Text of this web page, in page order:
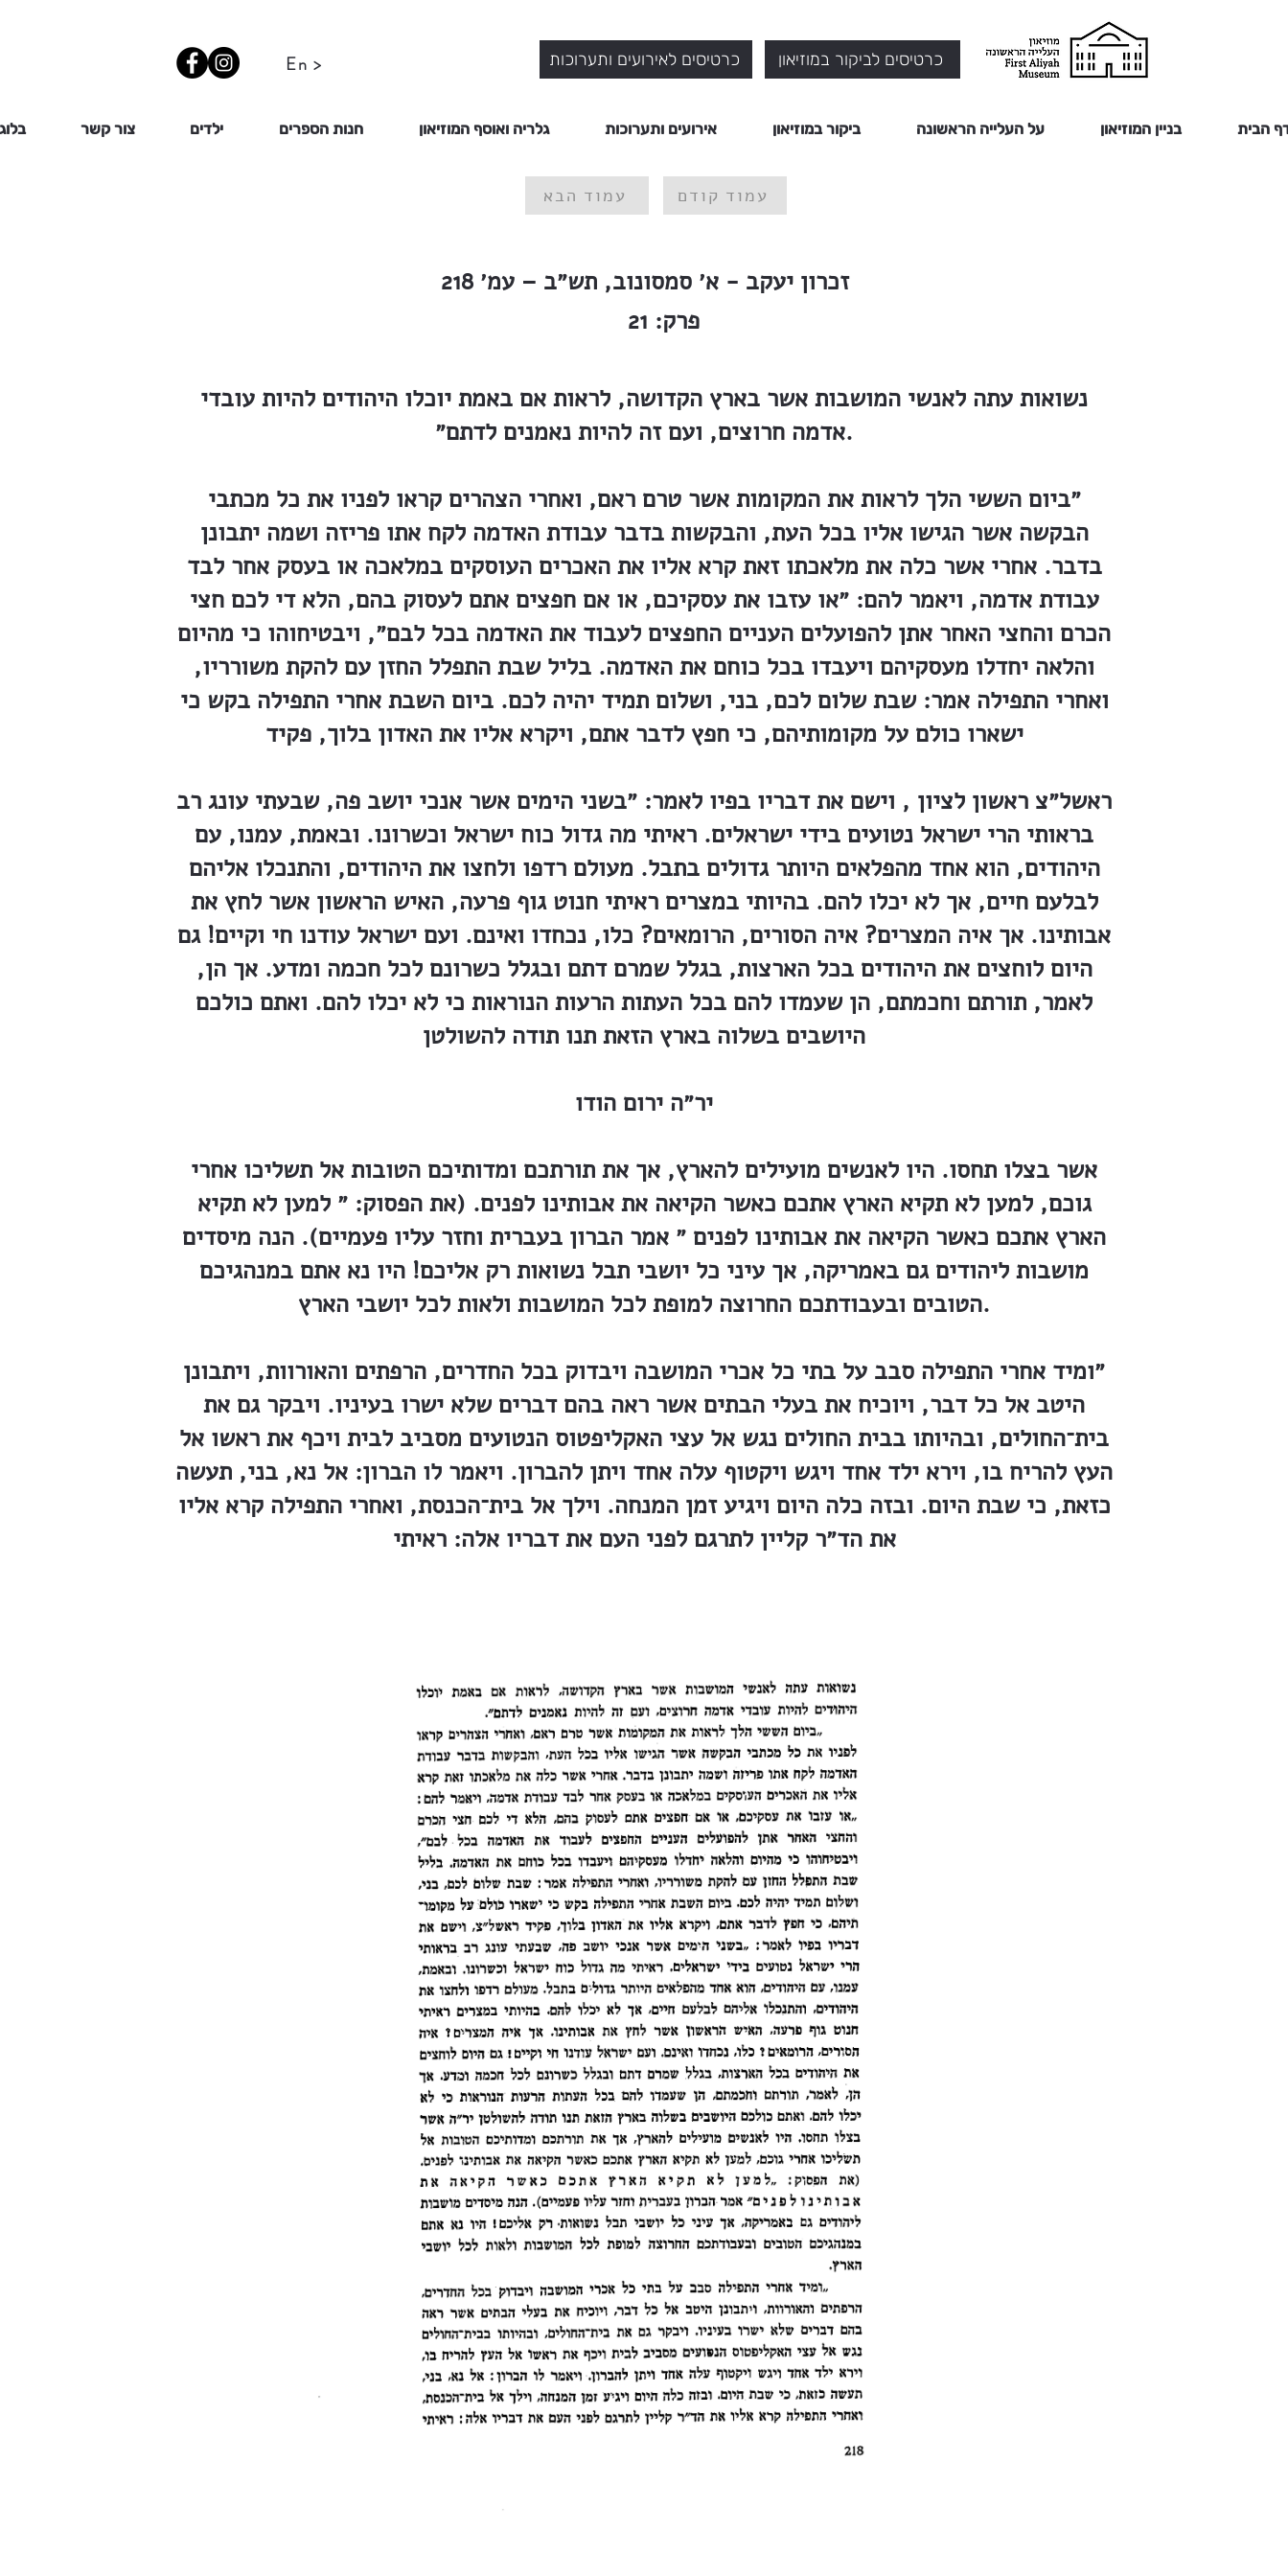
En > כרטיסים לאירועים ותערוכות כרטיסים לביקור במוזיאון
הבית בניין המוזיאון על העלייה הראשונה ביקור במוזיאון אירועים ותערוכות גלריה ואוסף המוזיאון חנות הספרים ילדים צור קשר
עמוד הבא עמוד קודם
זכרון יעקב - א׳ סמסונוב, תש״ב – עמ׳ 218
21 פרק:
נשואות עתה לאנשי המושבות אשר בארץ הקדושה, לראות אם באמת יוכלו היהודים להיות עובדי
אדמה חרוצים, ועם זה להיות נאמנים לדתם״.
״ביום הששי הלך לראות את המקומות אשר טרם ראם, ואחרי הצהרים קראו לפניו את כל מכתבי
הבקשה אשר הגישו אליו בכל העת, והבקשות בדבר עבודת האדמה לקח אתו פריזה ושמה יתבונן
בדבר. אחרי אשר כלה את מלאכתו זאת קרא אליו את האכרים העוסקים במלאכה או בעסק אחר לבד
עבודת אדמה, ויאמר להם: ״או עזבו את עסקיכם, או אם חפצים אתם לעסוק בהם, הלא די לכם חצי
הכרם והחצי האחר אתן להפועלים העניים החפצים לעבוד את האדמה בכל לבם״, ויבטיחוהו כי מהיום
והלאה יחדלו מעסקיהם ויעבדו בכל כוחם את האדמה. בליל שבת התפלל החזן עם להקת משורריו,
ואחרי התפילה אמר: שבת שלום לכם, בני, ושלום תמיד יהיה לכם. ביום השבת אחרי התפילה בקש כי
ישארו כולם על מקומותיהם, כי חפץ לדבר אתם, ויקרא אליו את האדון בלוך, פקיד
ראשל״צ ראשון לציון , וישם את דבריו בפיו לאמר: ״בשני הימים אשר אנכי יושב פה, שבעתי עונג רב
בראותי הרי ישראל נטועים בידי ישראלים. ראיתי מה גדול כוח ישראל וכשרונו. ובאמת, עמנו, עם
היהודים, הוא אחד מהפלאים היותר גדולים בתבל. מעולם רדפו ולחצו את היהודים, והתנכלו אליהם
לבלעם חיים, אך לא יכלו להם. בהיותי במצרים ראיתי חנוט גוף פרעה, האיש הראשון אשר לחץ את
אבותינו. אך איה המצרים? איה הסורים, הרומאים? כלו, נכחדו ואינם. ועם ישראל עודנו חי וקיים! גם
היום לוחצים את היהודים בכל הארצות, בגלל שמרם דתם ובגלל כשרונם לכל חכמה ומדע. אך הן,
לאמר, תורתם וחכמתם, הן שעמדו להם בכל העתות הרעות הנוראות כי לא יכלו להם. ואתם כולכם
היושבים בשלוה בארץ הזאת תנו תודה להשולטן
יר״ה ירום הודו
אשר בצלו תחסו. היו לאנשים מועילים להארץ, אך את תורתכם ומדותיכם הטובות אל תשליכו אחרי
גוכם, למען לא תקיא הארץ אתכם כאשר הקיאה את אבותינו לפנים. (את הפסוק: ״ למען לא תקיא
הארץ אתכם כאשר הקיאה את אבותינו לפנים ״ אמר הברון בעברית וחזר עליו פעמיים). הנה מיסדים
מושבות ליהודים גם באמריקה, אך עיני כל יושבי תבל נשואות רק אליכם! היו נא אתם במנהגיכם
הטובים ובעבודתכם החרוצה למופת לכל המושבות ולאות לכל יושבי הארץ.
״ומיד אחרי התפילה סבב על בתי כל אכרי המושבה ויבדוק בכל החדרים, הרפתים והאורוות, ויתבונן
היטב אל כל דבר, ויוכיח את בעלי הבתים אשר ראה בהם דברים שלא ישרו בעיניו. ויבקר גם את
בית־החולים, ובהיותו בבית החולים נגש אל עצי האקליפטוס הנטועים מסביב לבית ויכף את ראשו אל
העץ להריח בו, וירא ילד אחד ויגש ויקטוף עלה אחד ויתן להברון. ויאמר לו הברון: אל נא, בני, תעשה
כזאת, כי שבת היום. ובזה כלה היום ויגיע זמן המנחה. וילך אל בית־הכנסת, ואחרי התפילה קרא אליו
את הד״ר קליין לתרגם לפני העם את דבריו אלה: ראיתי